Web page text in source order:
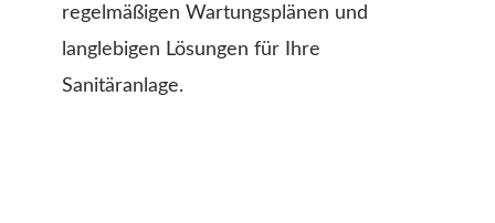
regelmäßigen Wartungsplänen und
langlebigen Lösungen für Ihre
Sanitäranlage.